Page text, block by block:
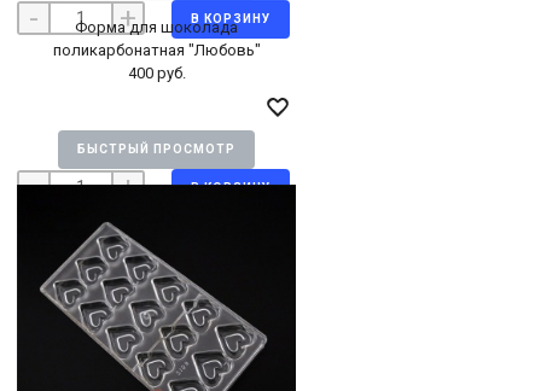
- + В КОРЗИНУ
Форма для шоколада
поликарбонатная "Любовь"
400 руб.
БЫСТРЫЙ ПРОСМОТР
- + В КОРЗИНУ